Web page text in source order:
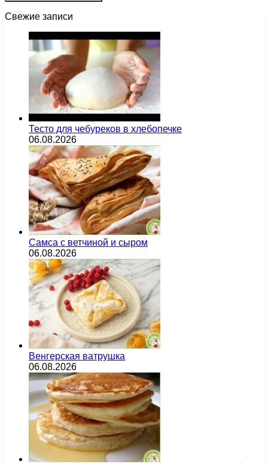
Свежие записи
Тесто для чебуреков в хлебопечке
06.08.2026
Самса с ветчиной и сыром
06.08.2026
Венгерская ватрушка
06.08.2026